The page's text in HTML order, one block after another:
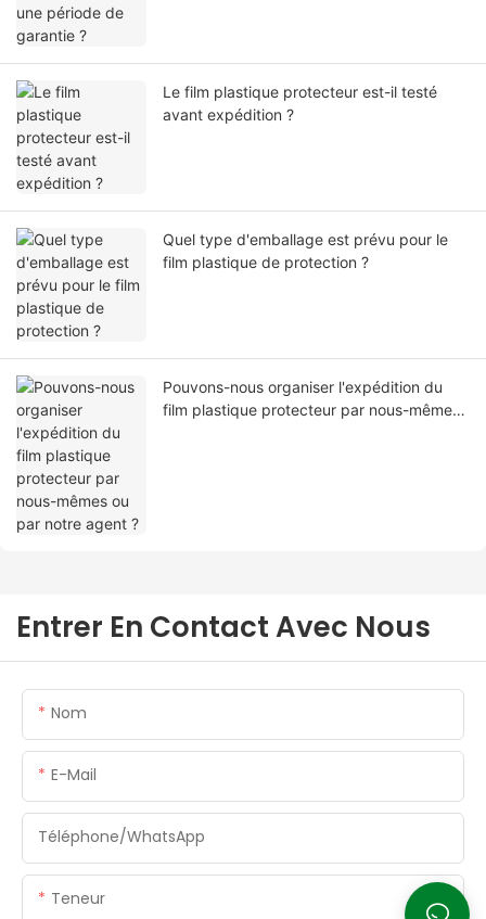
Le film plastique protecteur est-il testé
avant expédition ?
Quel type d'emballage est prévu pour le
film plastique de protection ?
Pouvons-nous organiser l'expédition du
film plastique protecteur par nous-mêmes
Entrer En Contact Avec Nous
Nom
E-Mail
Téléphone/WhatsApp
Teneur